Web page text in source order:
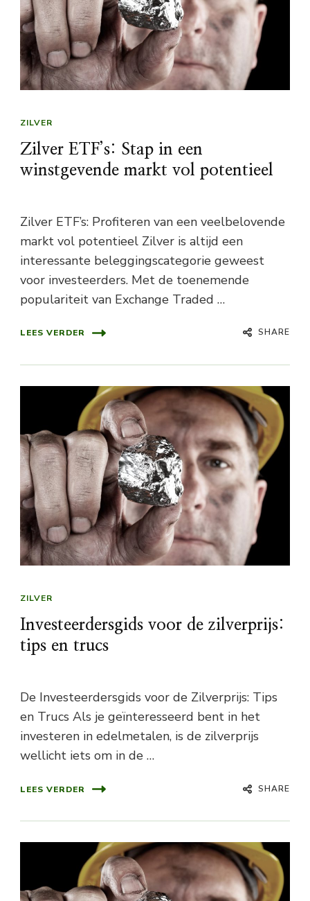
ZILVER
Zilver ETF’s: Stap in een
winstgevende markt vol potentieel
Zilver ETF’s: Profiteren van een veelbelovende
markt vol potentieel Zilver is altijd een
interessante beleggingscategorie geweest
voor investeerders. Met de toenemende
populariteit van Exchange Traded …
LEES VERDER SHARE
ZILVER
Investeerdersgids voor de zilverprijs:
tips en trucs
De Investeerdersgids voor de Zilverprijs: Tips
en Trucs Als je geïnteresseerd bent in het
investeren in edelmetalen, is de zilverprijs
wellicht iets om in de …
LEES VERDER SHARE